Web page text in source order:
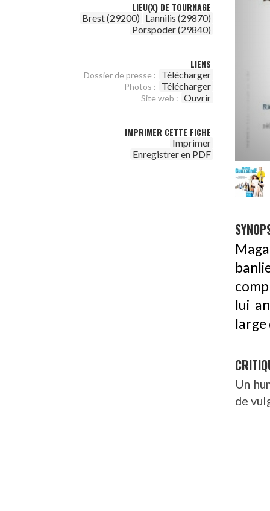
LIEU(X) DE TOURNAGE
Brest (29200) Lannilis (29870)
Porspoder (29840)
LIENS
Dossier de presse : Télécharger
Photos : Télécharger
Site web : Ouvrir
IMPRIMER CETTE FICHE
Imprimer
Enregistrer en PDF
lui
large
Un
de